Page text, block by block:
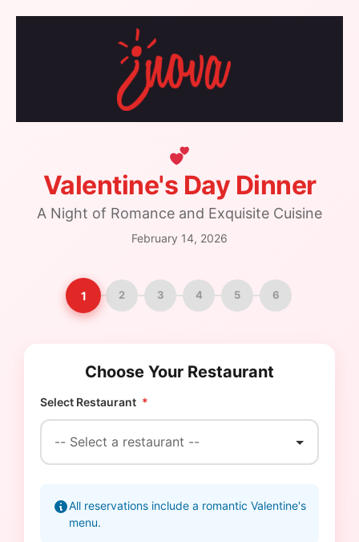
Valentine's Day Dinner
A Night of Romance and Exquisite Cuisine
February 14, 2026
1 2 3 4 5 6
Choose Your Restaurant
Select Restaurant *
All reservations include a romantic Valentine's
menu.